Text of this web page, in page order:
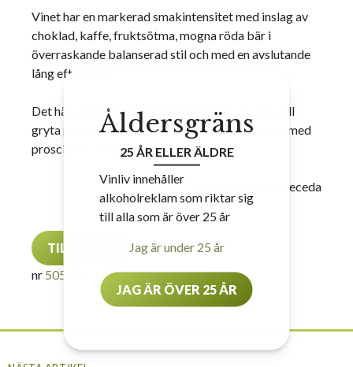
Vinet har en markerad smakintensitet med inslag av
choklad, kaffe, fruktsötma, mogna röda bär i
överraskande balanserad stil och med en avslutande
lång eftersmak.
Det här vinet dricker jag till en mustig lasagne, till
gryta på grönsaker och högrev eller till en pizza med
prosciutto, vitlök och mycket ruccola.
Johan Franco Cereceda
TILL VINET
nr 50533 • 199 kr
Åldersgräns
25 ÅR ELLER ÄLDRE
Vinliv innehåller
alkoholreklam som riktar sig
till alla som är över 25 år
Jag är under 25 år
JAG ÄR ÖVER 25 ÅR